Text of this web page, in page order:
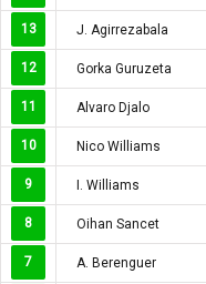
13 J. Agirrezabala
12 Gorka Guruzeta
11 Alvaro Djalo
10 Nico Williams
9 I. Williams
8 Oihan Sancet
7 A. Berenguer